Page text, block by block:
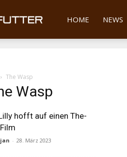
Filmfutter
HOME NEWS
The Wasp
Wasp
hofft auf einen The-
- 28. März 2023